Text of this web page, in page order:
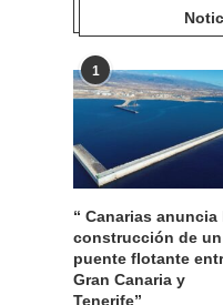
1
“ Canarias anuncia
construcción de un
puente flotante
Gran Canaria y
Tenerife”